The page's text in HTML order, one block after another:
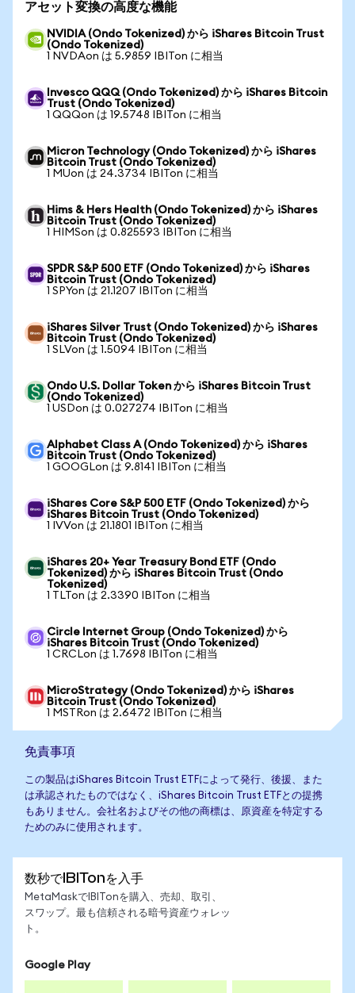
アセット変換の高度な機能
NVIDIA (Ondo Tokenized) から iShares Bitcoin Trust
(Ondo Tokenized)
1 NVDAon は 5.9859 IBITon に相当
Invesco QQQ (Ondo Tokenized) から iShares Bitcoin
Trust (Ondo Tokenized)
1 QQQon は 19.5748 IBITon に相当
Micron Technology (Ondo Tokenized) から iShares
Bitcoin Trust (Ondo Tokenized)
1 MUon は 24.3734 IBITon に相当
Hims & Hers Health (Ondo Tokenized) から iShares
Bitcoin Trust (Ondo Tokenized)
1 HIMSon は 0.825593 IBITon に相当
SPDR S&P 500 ETF (Ondo Tokenized) から iShares
Bitcoin Trust (Ondo Tokenized)
1 SPYon は 21.1207 IBITon に相当
iShares Silver Trust (Ondo Tokenized) から iShares
Bitcoin Trust (Ondo Tokenized)
1 SLVon は 1.5094 IBITon に相当
Ondo U.S. Dollar Token から iShares Bitcoin Trust
(Ondo Tokenized)
1 USDon は 0.027274 IBITon に相当
Alphabet Class A (Ondo Tokenized) から iShares
Bitcoin Trust (Ondo Tokenized)
1 GOOGLon は 9.8141 IBITon に相当
iShares Core S&P 500 ETF (Ondo Tokenized) から
iShares Bitcoin Trust (Ondo Tokenized)
1 IVVon は 21.1801 IBITon に相当
iShares 20+ Year Treasury Bond ETF (Ondo
Tokenized) から iShares Bitcoin Trust (Ondo
Tokenized)
1 TLTon は 2.3390 IBITon に相当
Circle Internet Group (Ondo Tokenized) から
iShares Bitcoin Trust (Ondo Tokenized)
1 CRCLon は 1.7698 IBITon に相当
MicroStrategy (Ondo Tokenized) から iShares
Bitcoin Trust (Ondo Tokenized)
1 MSTRon は 2.6472 IBITon に相当
免責事項
この製品はiShares Bitcoin Trust ETFによって発行、後援、また
は承認されたものではなく、iShares Bitcoin Trust ETFとの提携
もありません。会社名およびその他の商標は、原資産を特定する
ためのみに使用されます。
数秒でIBITonを入手
MetaMaskでIBITonを購入、売却、取引、
スワップ。最も信頼される暗号資産ウォレッ
ト。
Google Play